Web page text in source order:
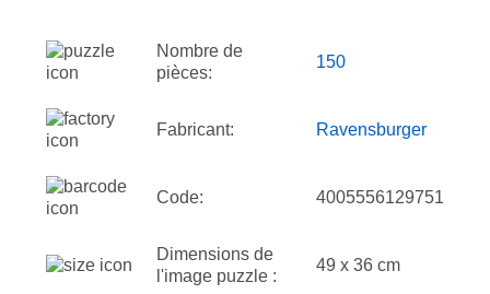
Nombre de
pièces:
150
Fabricant: Ravensburger
Code: 4005556129751
Dimensions de
l'image puzzle :
49 x 36 cm